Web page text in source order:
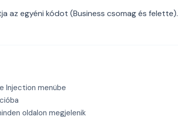
az egyéni kódot (Business csomag és felette).
Injection menübe
oldalon megjelenik